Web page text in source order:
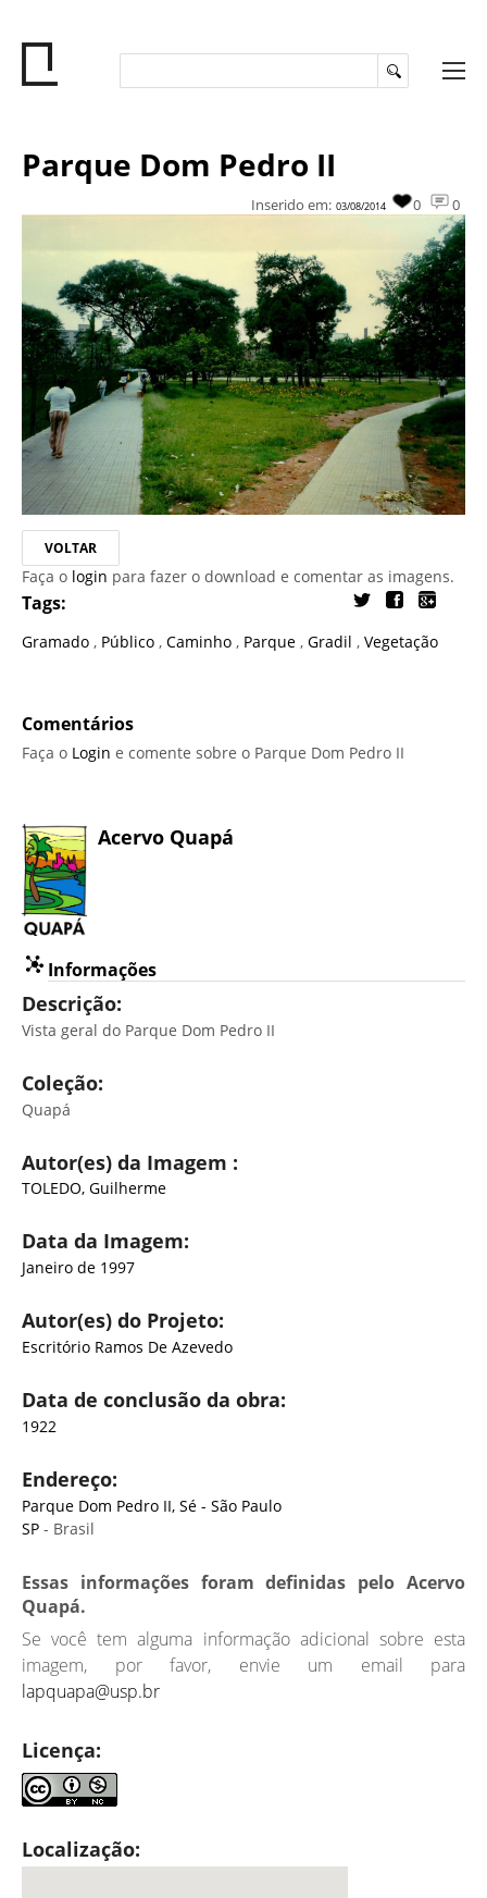
Parque Dom Pedro II
0
0
Inserido em: 03/08/2014
VOLTAR
Faça o login para fazer o download e comentar as imagens.
Tags:
Gramado , Público , Caminho , Parque , Gradil , Vegetação
Comentários
Faça o Login e comente sobre o Parque Dom Pedro II
Acervo Quapá
Informações
Descrição:
Vista geral do Parque Dom Pedro II
Coleção:
Quapá
Autor(es) da Imagem :
TOLEDO, Guilherme
Data da Imagem:
Janeiro de 1997
Autor(es) do Projeto:
Escritório Ramos De Azevedo
Data de conclusão da obra:
1922
Endereço:
Parque Dom Pedro II, Sé - São Paulo
SP - Brasil
Essas informações foram definidas pelo Acervo
Quapá.
Se você tem alguma informação adicional sobre esta
imagem, por favor, envie um email para
lapquapa@usp.br
Licença:
Localização: